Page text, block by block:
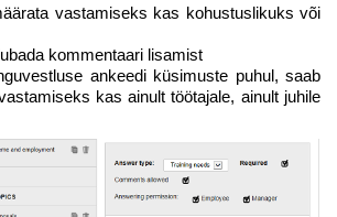
vastamiseks kas kohustuslikuks või
kommentaari lisamist
ankeedi küsimuste puhul, saab
kas ainult töötajale, ainult juhile